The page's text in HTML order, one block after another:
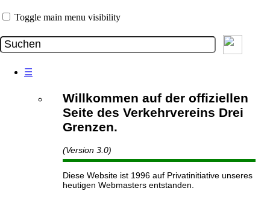
Toggle main menu visibility
☰
Willkommen auf der offiziellen
Seite des Verkehrvereins Drei
Grenzen.
(Version 3.0)
Diese Website ist 1996 auf Privatinitiative unseres
heutigen Webmasters entstanden.